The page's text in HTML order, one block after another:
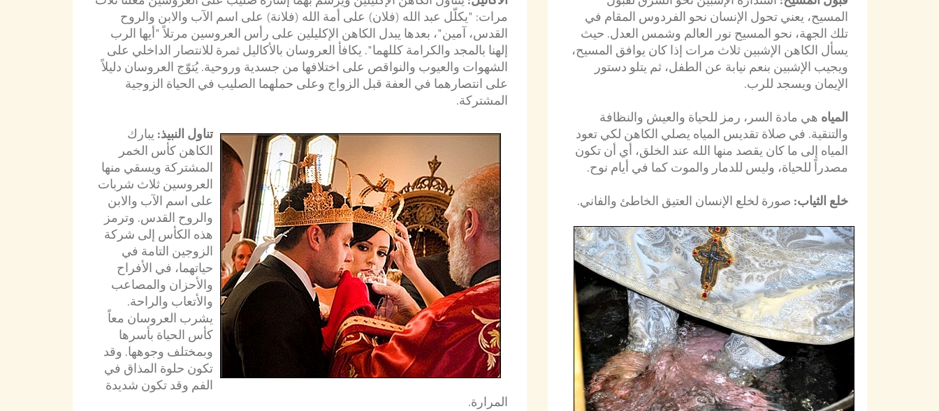
المسيح، يعني تحول الإنسان نحو الفردوس المقام في
تلك الجهة، نحو المسيح نور العالم وشمس العدل. حيث
يسأل الكاهن الإشبين ثلاث مرات إذا كان يوافق المسيح،
ويجيب الإشبين بنعم نيابة عن الطفل، ثم يتلو دستور
الإيمان ويسجد للرب.
المياه هي مادة السر، رمز للحياة والعيش والنظافة
والتنقية. في صلاة تقديس المياه يصلي الكاهن لكي تعود
المياه إلى ما كان يقصد منها الله عند الخلق، أي أن تكون
مصدراً للحياة، وليس للدمار والموت كما في أيام نوح.
خلع الثياب: صورة لخلع الإنسان العتيق الخاطئ والفاني.
مرات: "يكلّل عبد الله (فلان) على أمة الله (فلانة) على اسم الآب والابن والروح
القدس، آمين"، بعدها يبدل الكاهن الإكليلين على رأس العروسين مرتلاً "أيها الرب
إلهنا بالمجد والكرامة كللهما". يكافأ العروسان بالأكاليل ثمرة للانتصار الداخلي على
الشهوات والعيوب والنواقص على اختلافها من جسدية وروحية. يُتوّج العروسان دليلاً
على انتصارهما في العفة قبل الزواج وعلى حملهما الصليب في الحياة الزوجية
المشتركة.
تناول النبيذ: يبارك
الكاهن كأس الخمر
المشتركة ويسقي منها
العروسين ثلاث شربات
على اسم الآب والابن
والروح القدس. وترمز
هذه الكأس إلى شركة
الزوجين التامة في
حياتهما، في الأفراح
والأحزان والمصاعب
والأتعاب والراحة.
يشرب العروسان معاً
كأس الحياة بأسرها
وبمختلف وجوهها. وقد
تكون حلوة المذاق في
الفم وقد تكون شديدة
المرارة.